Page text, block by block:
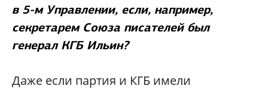
в 5-м Управлении, если, например,
секретарем Союза писателей был
генерал КГБ Ильин?
Даже если партия и КГБ имели